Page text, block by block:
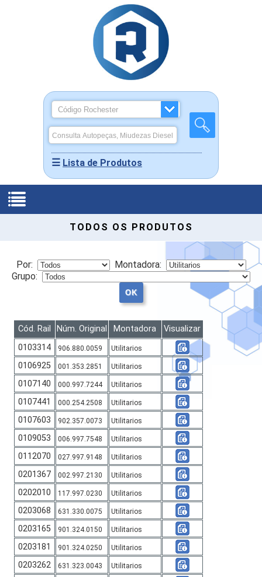
☰ Lista de Produtos
Home
Somos
Rochepeças
Miudezas
Diesel
SAC
TODOS OS PRODUTOS
Por:
Montadora:
Grupo:
Cód. Rail Núm. Original Montadora
Visualizar
0103314
906.880.0059 Utilitarios
0106925 001.353.2851 Utilitarios
0107140 000.997.7244 Utilitarios
0107441 000.254.2508 Utilitarios
0107603 902.357.0073 Utilitarios
0109053 006.997.7548 Utilitarios
0112070 027.997.9148 Utilitarios
0201367 002.997.2130 Utilitarios
0202010 117.997.0230 Utilitarios
0203068 631.330.0075 Utilitarios
0203165 901.324.0150 Utilitarios
0203181 901.324.0250 Utilitarios
0203262 631.323.0043 Utilitarios